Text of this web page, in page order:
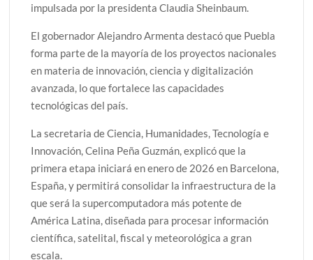
impulsada por la presidenta Claudia Sheinbaum.
El gobernador Alejandro Armenta destacó que Puebla
forma parte de la mayoría de los proyectos nacionales
en materia de innovación, ciencia y digitalización
avanzada, lo que fortalece las capacidades
tecnológicas del país.
La secretaria de Ciencia, Humanidades, Tecnología e
Innovación, Celina Peña Guzmán, explicó que la
primera etapa iniciará en enero de 2026 en Barcelona,
España, y permitirá consolidar la infraestructura de la
que será la supercomputadora más potente de
América Latina, diseñada para procesar información
científica, satelital, fiscal y meteorológica a gran
escala.